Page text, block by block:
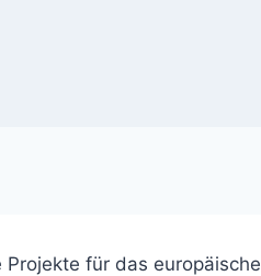
Projekte für das europäische